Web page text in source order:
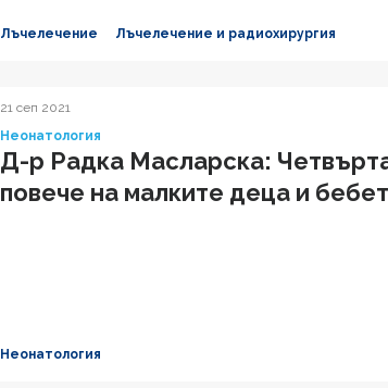
Лъчелечение Лъчелечение и радиохирургия
21 сеп 2021
Неонатология
Д-р Радка Масларска:
повече на малките деца и
Неонатология